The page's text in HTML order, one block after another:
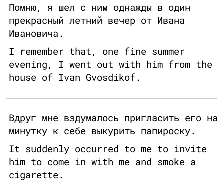
Помню, я шел с ним однажды в один
прекрасный летний вечер от Ивана
Ивановича.
I remember that, one fine summer
evening, I went out with him from the
house of Ivan Gvosdikof.
Вдруг мне вздумалось пригласить его на
минутку к себе выкурить папироску.
It suddenly occurred to me to invite
him to come in with me and smoke a
cigarette.